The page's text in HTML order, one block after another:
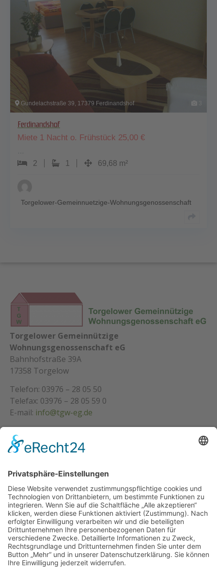
Gundelachstraße 39, 17379 Ferdinandshof 3
Ferdinandshof
Miete 1 Nacht o. Frühstück 25,00 €
…
2 1 69,68 m²
Torgelower-Gemeinnuetzige-Wohnungsgenossenschaft
Torgelower Gemeinnützige
Wohnungsgenossenschaft eG
Bahnhofstraße 39A
17358 Torgelow
Telefon: 03976 – 28 05 50
Telefax: 03976 – 28 05 59 0
E-mail: info@tgw-eg.de
Über Uns
Über Uns
Unsere Satzung
Wir bieten an
Gästewohnungen
Seniorenwohnungen
WG Wohnungen
Kontakt
Kontaktanfrage